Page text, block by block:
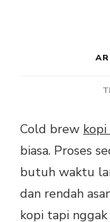
Cold brew
biasa. Proses
butuh waktu
dan rendah
kopi tapi